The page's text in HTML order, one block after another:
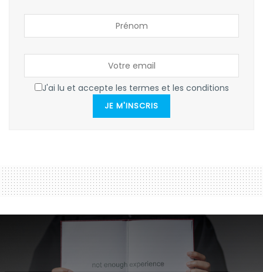
J'ai lu et accepte les termes et les conditions
JE M'INSCRIS